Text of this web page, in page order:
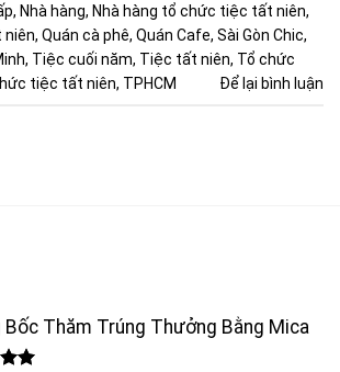
, Nhà hàng, Nhà hàng tổ chức tiệc tất niên,
niên, Quán cà phê, Quán Cafe, Sài Gòn Chic,
, Tiệc cuối năm, Tiệc tất niên, Tổ chức
tiệc tất niên, TPHCM Để lại bình luận
Bốc Thăm Trúng Thưởng Bằng Mica